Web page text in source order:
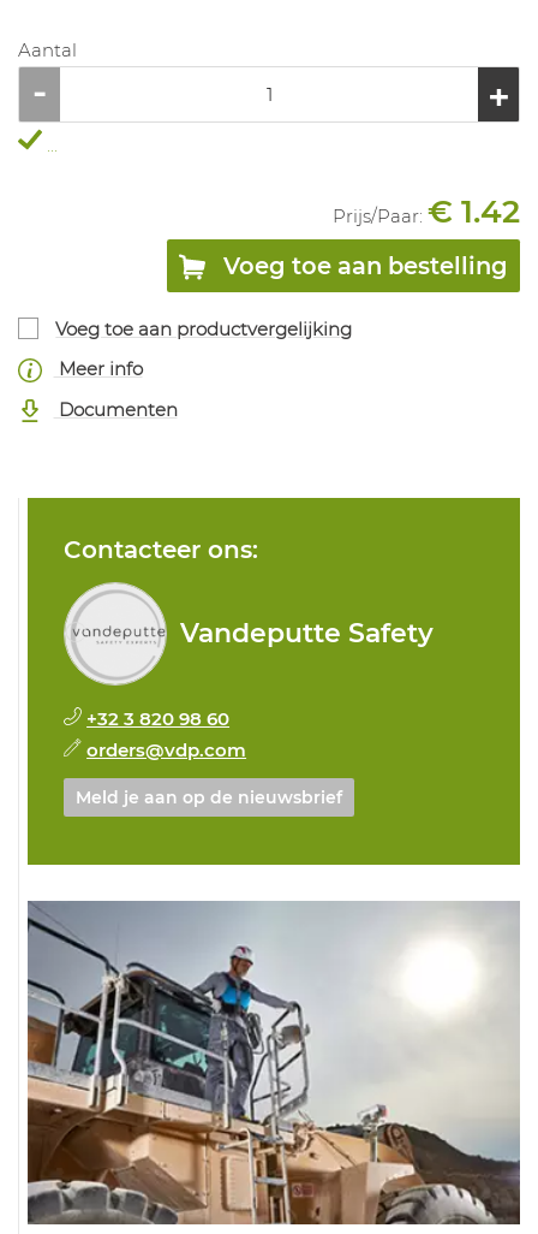
Aantal
...
Prijs/Paar: € 1.42
Voeg toe aan bestelling
Voeg toe aan productvergelijking
Meer info
Documenten
Contacteer ons:
Vandeputte Safety
+32 3 820 98 60
orders@vdp.com
Meld je aan op de nieuwsbrief